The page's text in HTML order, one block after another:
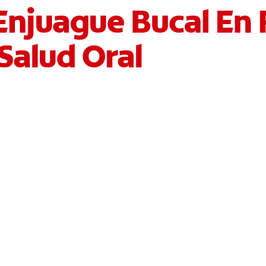
PE (ES) SUSCRÍBETE
Bucal En
Oral